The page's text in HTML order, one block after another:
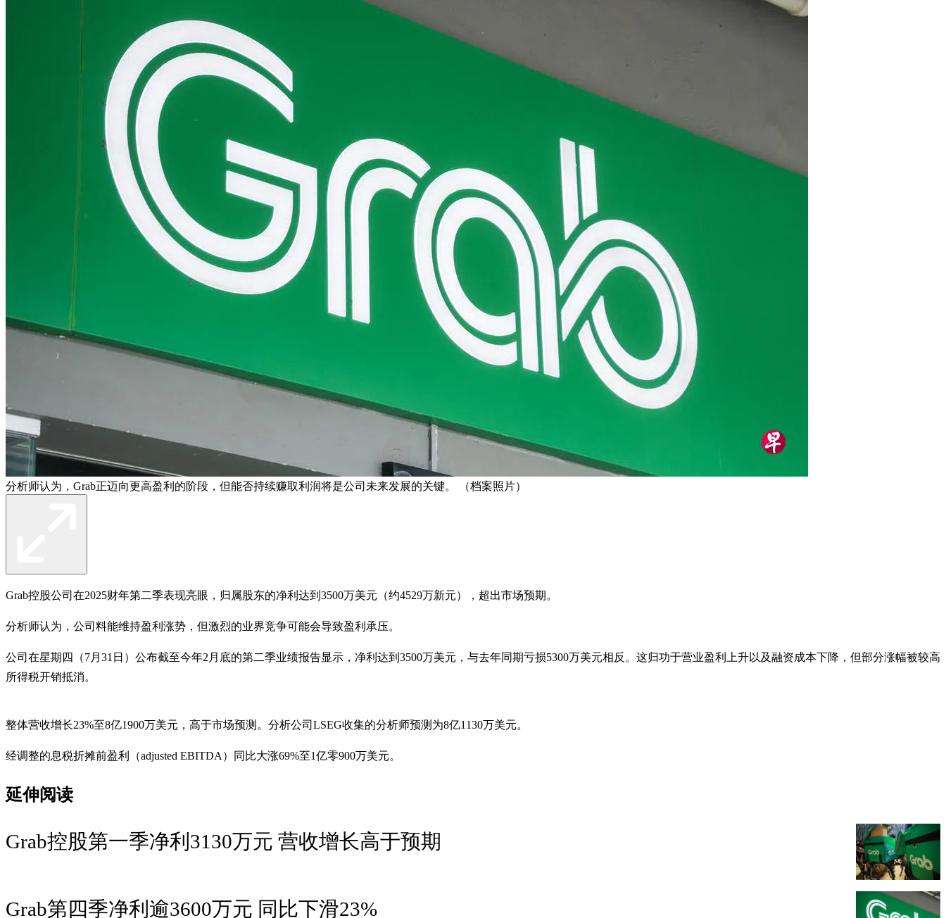
分析师认为，Grab正迈向更高盈利的阶段，但能否持续赚取利润将是公司未来发展的关键。 （档案照片）
Grab控股公司在2025财年第二季表现亮眼，归属股东的净利达到3500万美元（约4529万新元），超出市场预期。
分析师认为，公司料能维持盈利涨势，但激烈的业界竞争可能会导致盈利承压。
公司在星期四（7月31日）公布截至今年2月底的第二季业绩报告显示，净利达到3500万美元，与去年同期亏损5300万美元相反。这归功于营业盈利上升以及融资成本下降，但部分涨幅被较高
所得税开销抵消。
整体营收增长23%至8亿1900万美元，高于市场预测。分析公司LSEG收集的分析师预测为8亿1130万美元。
经调整的息税折摊前盈利（adjusted EBITDA）同比大涨69%至1亿零900万美元。
延伸阅读
Grab控股第一季净利3130万元 营收增长高于预期
Grab第四季净利逾3600万元 同比下滑23%